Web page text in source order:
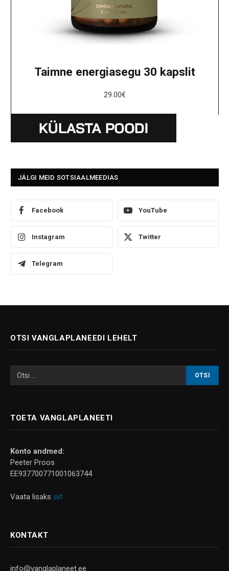
Taimne energiasegu 30 kapslit
29.00€
JÄLGI MEID SOTSIAALMEEDIAS
Facebook YouTube
Instagram Twitter
Telegram
OTSI VANGLAPLANEEDI LEHELT
TOETA VANGLAPLANEETI
Konto andmed:
Peeter Proos
EE937700771001063744
Vaata lisaks siit
KONTAKT
info@vanglaplaneet.ee